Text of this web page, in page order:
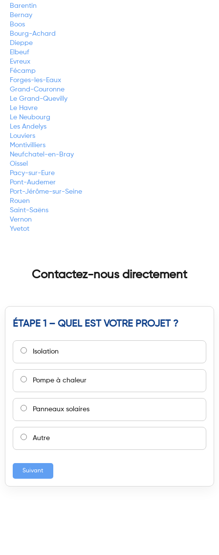
Barentin
Bernay
Boos
Bourg-Achard
Dieppe
Elbeuf
Evreux
Fécamp
Forges-les-Eaux
Grand-Couronne
Le Grand-Quevilly
Le Havre
Le Neubourg
Les Andelys
Louviers
Montivilliers
Neufchatel-en-Bray
Oissel
Pacy-sur-Eure
Pont-Audemer
Port-Jérôme-sur-Seine
Rouen
Saint-Saëns
Vernon
Yvetot
Contactez-nous directement
ÉTAPE 1 – QUEL EST VOTRE PROJET ?
Isolation
Pompe à chaleur
Panneaux solaires
Autre
Suivant